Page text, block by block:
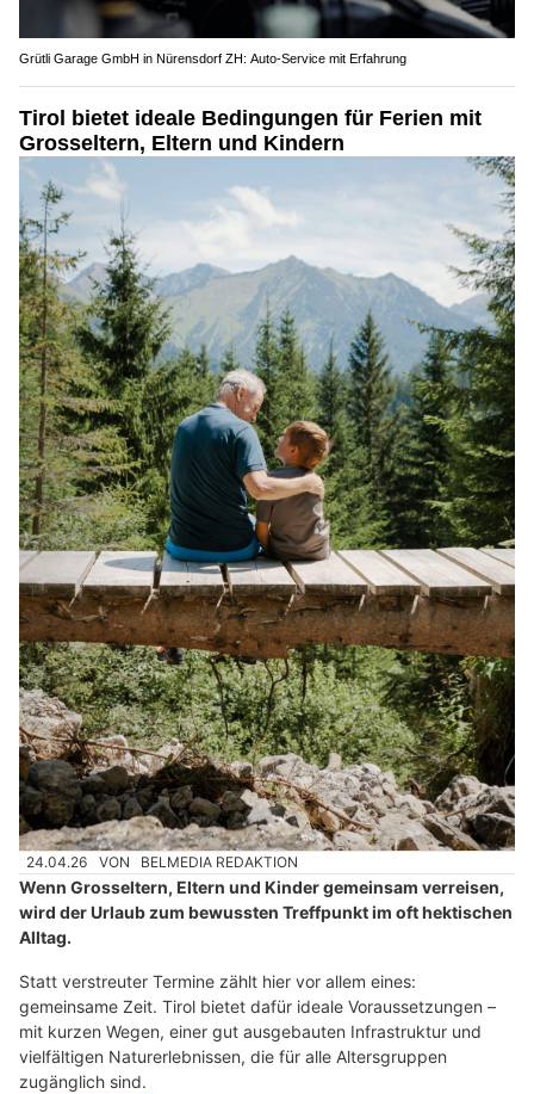
Grütli Garage GmbH in Nürensdorf ZH: Auto-Service mit Erfahrung
Tirol bietet ideale Bedingungen für Ferien mit
Grosseltern, Eltern und Kindern
24.04.26 VON BELMEDIA REDAKTION
Wenn Grosseltern, Eltern und Kinder gemeinsam verreisen,
wird der Urlaub zum bewussten Treffpunkt im oft hektischen
Alltag.
Statt verstreuter Termine zählt hier vor allem eines:
gemeinsame Zeit. Tirol bietet dafür ideale Voraussetzungen –
mit kurzen Wegen, einer gut ausgebauten Infrastruktur und
vielfältigen Naturerlebnissen, die für alle Altersgruppen
zugänglich sind.